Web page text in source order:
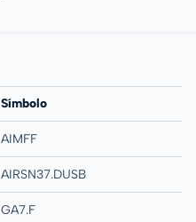
Símbolo
AIMFF
AIRSN37.DUSB
GA7.F